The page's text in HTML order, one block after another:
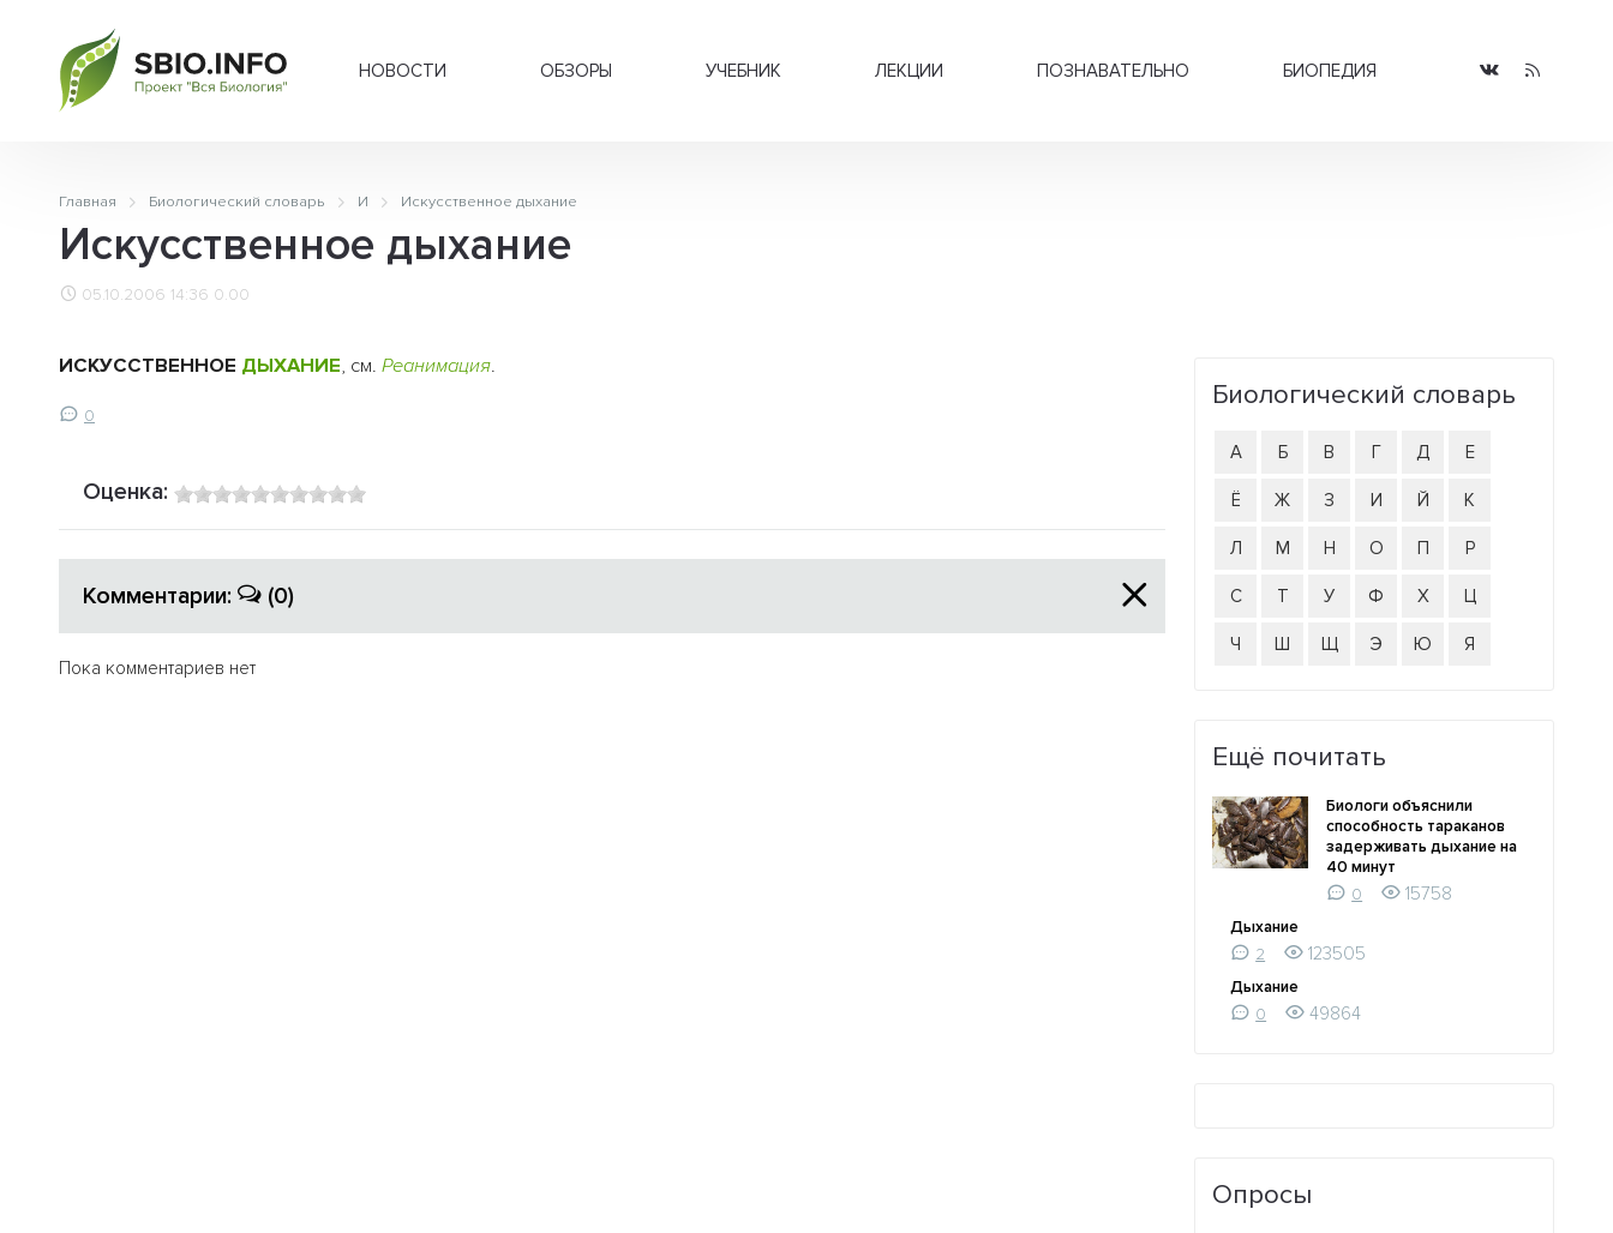
НОВОСТИ ОБЗОРЫ УЧЕБНИК ЛЕКЦИИ ПОЗНАВАТЕЛЬНО БИОПЕДИЯ
Главная Биологический словарь И Искусственное дыхание
Искусственное дыхание
05.10.2006 14:36 0.00
ИСКУССТВЕННОЕ ДЫХАНИЕ, см. Реанимация.
0
Оценка:
Комментарии: (0)
Пока комментариев нет
Биологический словарь
А Б В Г Д Е
Ё Ж З И Й К
Л М Н О П Р
С Т У Ф Х Ц
Ч Ш Щ Э Ю Я
Ещё почитать
Биологи объяснили
способность тараканов
задерживать дыхание на
40 минут
0
15758
Дыхание
2
123505
Дыхание
0
49864
Опросы